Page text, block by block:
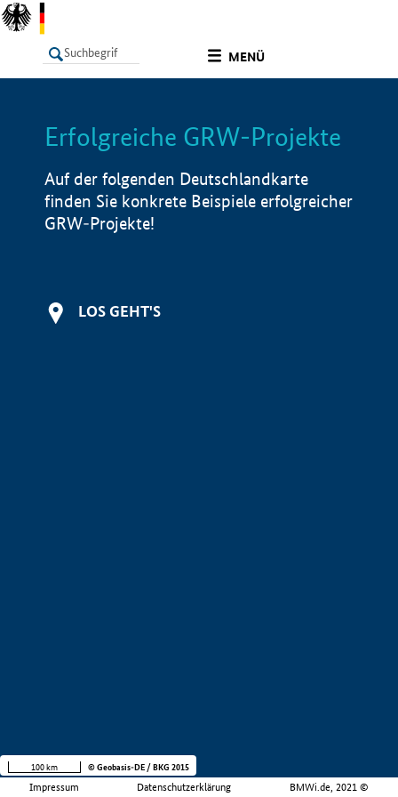
MENÜ
LISTE Info
Erfolgreiche GRW-Projekte
Auf der folgenden Deutschlandkarte
finden Sie konkrete Beispiele erfolgreicher
GRW-Projekte!
LOS GEHT'S
Impressum Datenschutzerklärung BMWi.de, 2021 ©
100 km © Geobasis-DE / BKG 2015